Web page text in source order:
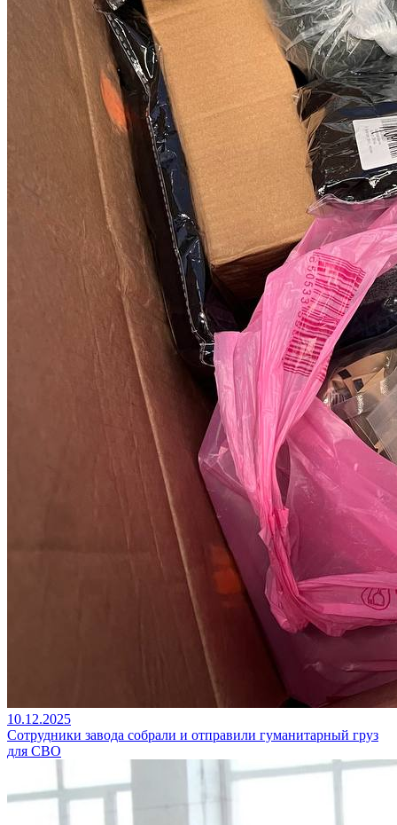
10.12.2025
Cотрудники завода собрали и отправили гуманитарный груз
для СВО